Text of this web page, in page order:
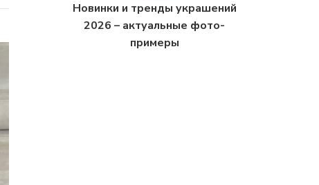
Новинки и тренды украшений
2026 – актуальные фото-
примеры